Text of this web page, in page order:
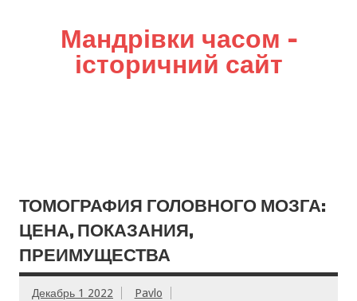
Мандрівки часом –
історичний сайт
ТОМОГРАФИЯ ГОЛОВНОГО МОЗГА:
ЦЕНА, ПОКАЗАНИЯ,
ПРЕИМУЩЕСТВА
Декабрь 1 2022 Pavlo